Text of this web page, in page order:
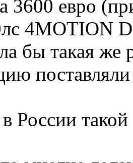
3600 евро
4MOTION
бы такая же
России